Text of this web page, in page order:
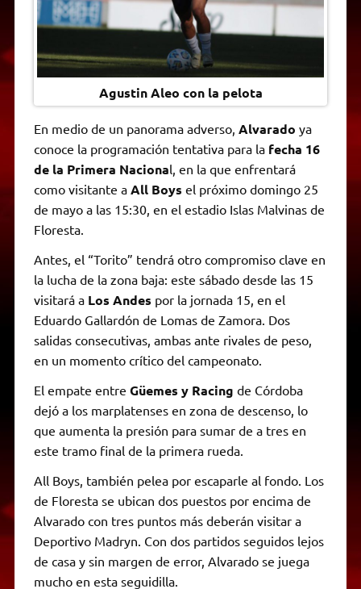
y
Agustin Aleo con la pelota
En medio de un panorama adverso, Alvarado ya
conoce la programación tentativa para la fecha 16
de la Primera Nacional, en la que enfrentará
como visitante a All Boys el próximo domingo 25
de mayo a las 15:30, en el estadio Islas Malvinas de
Floresta.
Antes, el “Torito” tendrá otro compromiso clave en
la lucha de la zona baja: este sábado desde las 15
visitará a Los Andes por la jornada 15, en el
Eduardo Gallardón de Lomas de Zamora. Dos
salidas consecutivas, ambas ante rivales de peso,
en un momento crítico del campeonato.
El empate entre Güemes y Racing de Córdoba
dejó a los marplatenses en zona de descenso, lo
que aumenta la presión para sumar de a tres en
este tramo final de la primera rueda.
All Boys, también pelea por escaparle al fondo. Los
de Floresta se ubican dos puestos por encima de
Alvarado con tres puntos más deberán visitar a
Deportivo Madryn. Con dos partidos seguidos lejos
de casa y sin margen de error, Alvarado se juega
mucho en esta seguidilla.